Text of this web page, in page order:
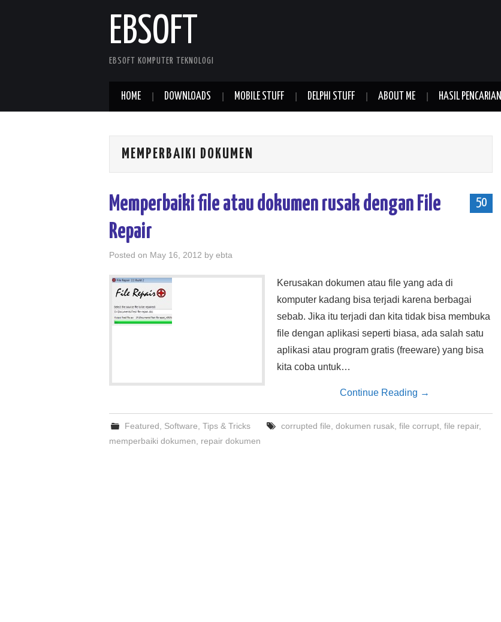
EBSOFT
EBSOFT KOMPUTER TEKNOLOGI
HOME DOWNLOADS MOBILE STUFF DELPHI STUFF ABOUT ME HASIL PENCARIAN
MEMPERBAIKI DOKUMEN
50
Memperbaiki file atau dokumen rusak dengan File
Repair
Posted on May 16, 2012 by ebta
Kerusakan dokumen atau file yang ada di
komputer kadang bisa terjadi karena berbagai
sebab. Jika itu terjadi dan kita tidak bisa membuka
file dengan aplikasi seperti biasa, ada salah satu
aplikasi atau program gratis (freeware) yang bisa
kita coba untuk…
Continue Reading →
Featured Software ,Tips & Tricks corrupted file dokumen rusak, file corrupt, file repair,
memperbaiki dokumen
repair dokumen